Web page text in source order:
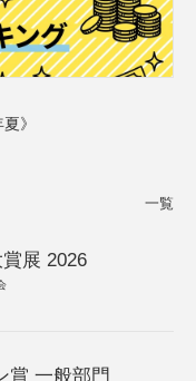
》
一覧
展 2026
賞 一般部門